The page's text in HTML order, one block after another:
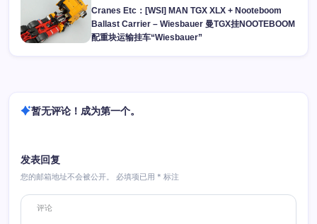
Cranes Etc：[WSI] MAN TGX XLX + Nooteboom
Ballast Carrier – Wiesbauer 曼TGX挂NOOTEBOOM
配重块运输挂车“Wiesbauer”
暂无评论！成为第一个。
发表回复
您的邮箱地址不会被公开。 必填项已用 * 标注